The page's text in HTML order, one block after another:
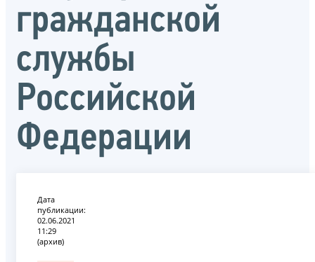
гражданской
службы
Российской
Федерации
Дата
публикации:
02.06.2021
11:29
(архив)